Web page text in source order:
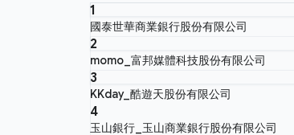
1
國泰世華商業銀行股份有限公司
2
momo_富邦媒體科技股份有限公司
3
KKday_酷遊天股份有限公司
4
玉山銀行_玉山商業銀行股份有限公司